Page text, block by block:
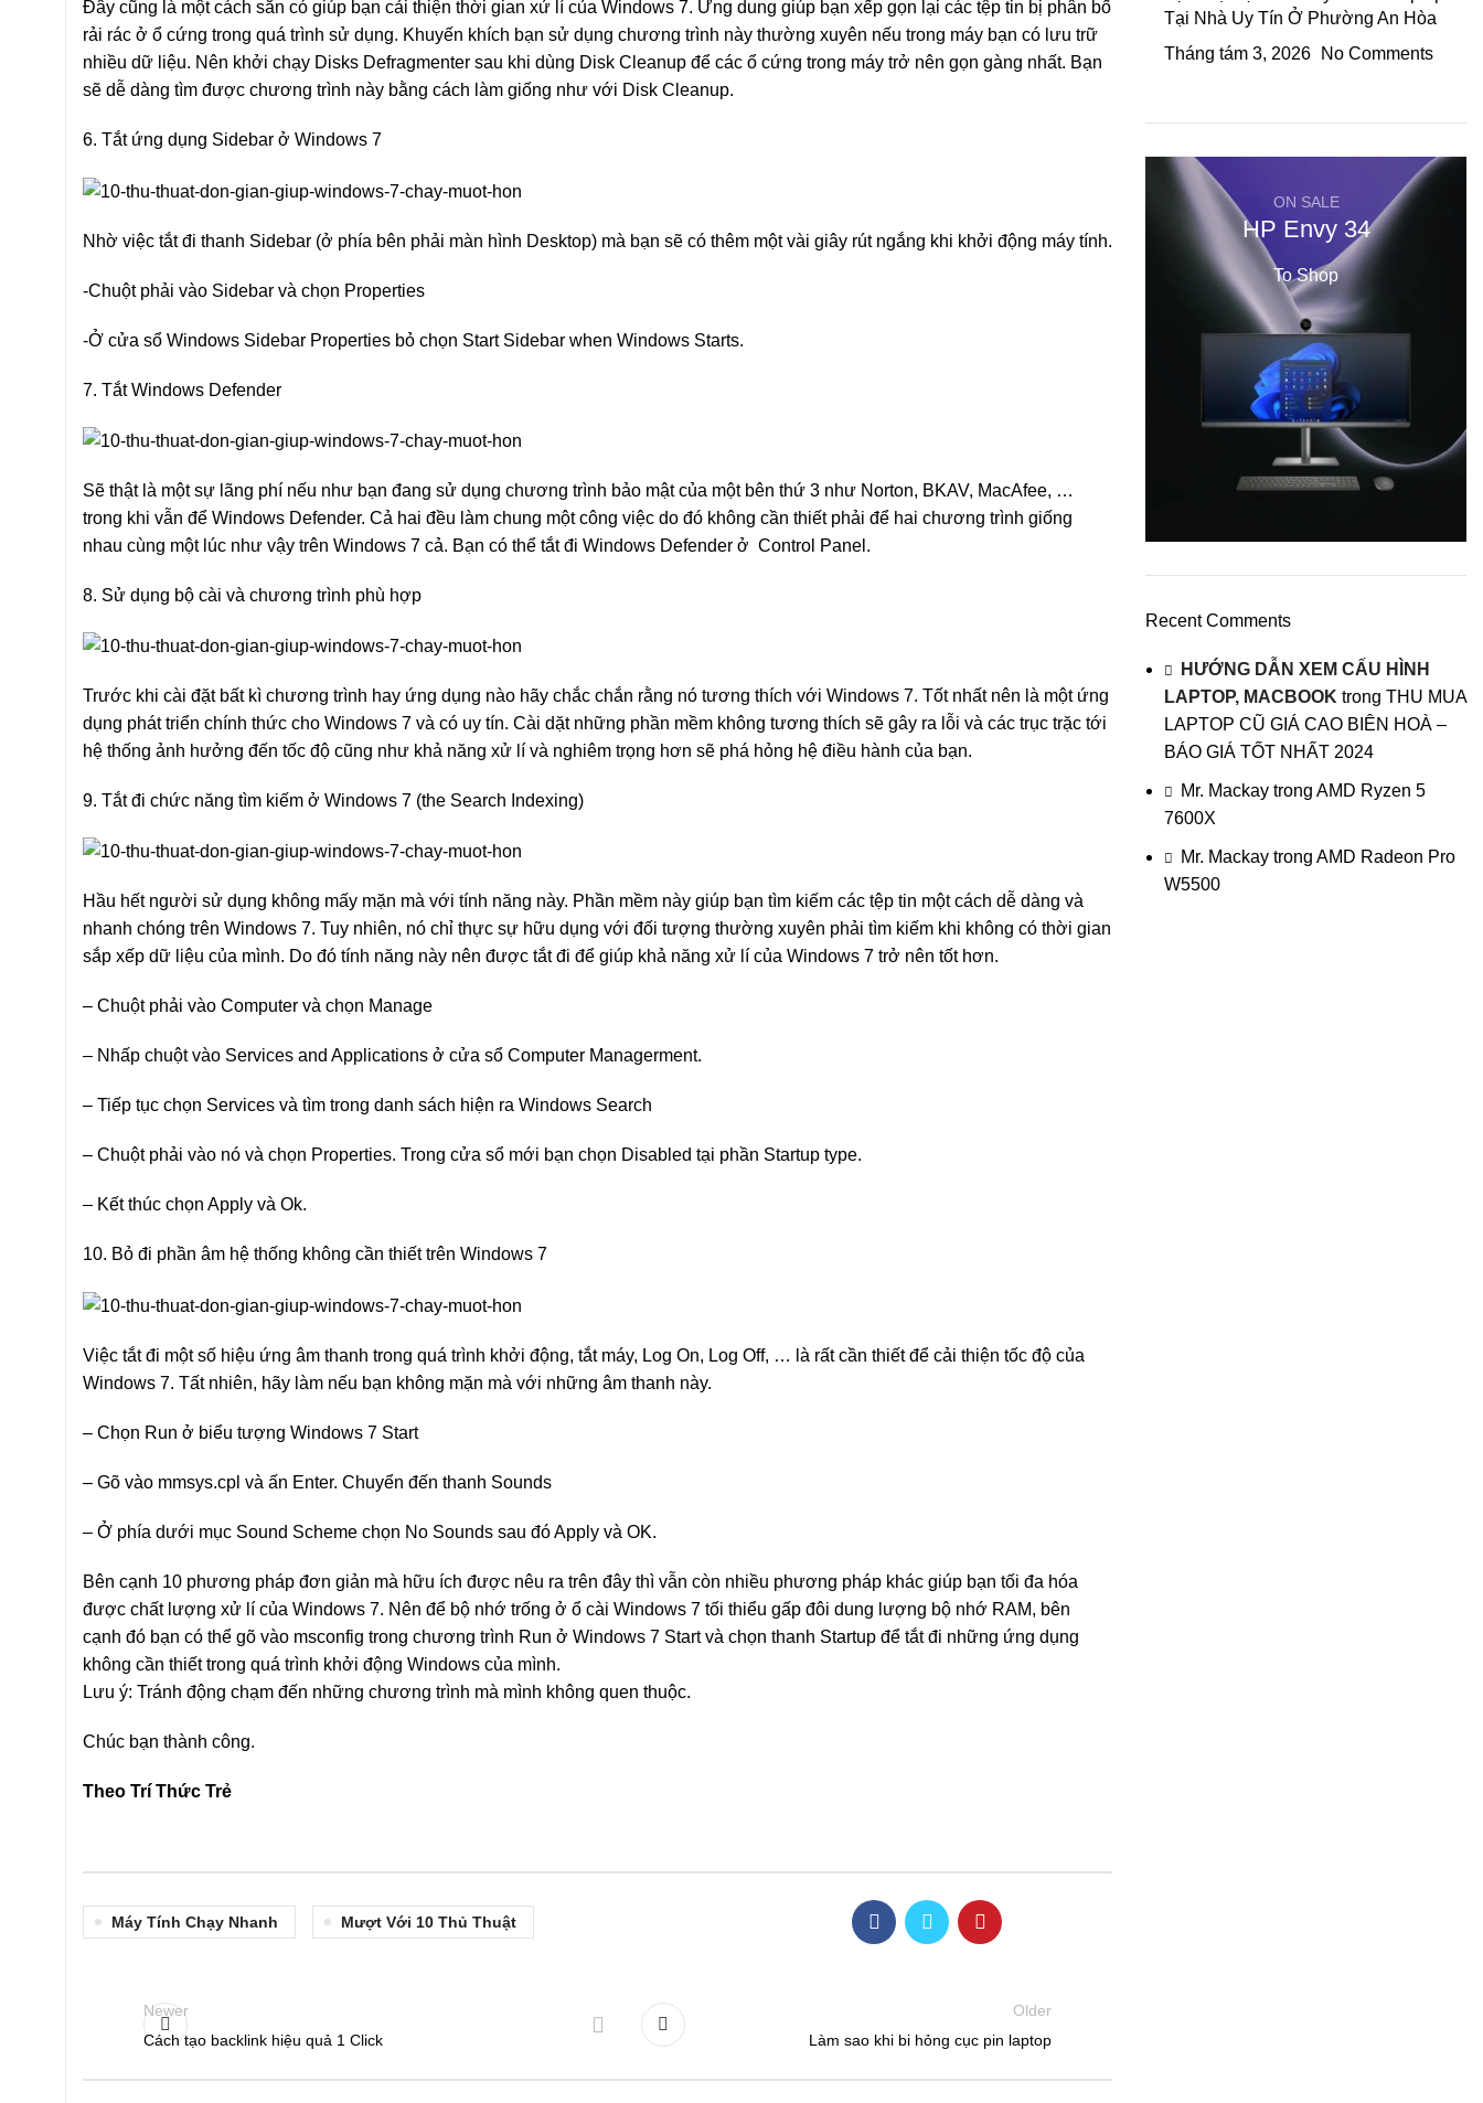
Đây cũng là một cách sẵn có giúp bạn cải thiện thời gian xử lí của Windows 7. Ứng dung giúp bạn xếp gọn lại các tệp tin bị phân bố
rải rác ở ổ cứng trong quá trình sử dụng. Khuyến khích bạn sử dụng chương trình này thường xuyên nếu trong máy bạn có lưu trữ
nhiều dữ liệu. Nên khởi chạy Disks Defragmenter sau khi dùng Disk Cleanup để các ổ cứng trong máy trở nên gọn gàng nhất. Bạn
sẽ dễ dàng tìm được chương trình này bằng cách làm giống như với Disk Cleanup.
6. Tắt ứng dụng Sidebar ở Windows 7
Nhờ việc tắt đi thanh Sidebar (ở phía bên phải màn hình Desktop) mà bạn sẽ có thêm một vài giây rút ngắng khi khởi động máy tính.
-Chuột phải vào Sidebar và chọn Properties
-Ở cửa sổ Windows Sidebar Properties bỏ chọn Start Sidebar when Windows Starts.
7. Tắt Windows Defender
Sẽ thật là một sự lãng phí nếu như bạn đang sử dụng chương trình bảo mật của một bên thứ 3 như Norton, BKAV, MacAfee, …
trong khi vẫn để Windows Defender. Cả hai đều làm chung một công việc do đó không cần thiết phải để hai chương trình giống
nhau cùng một lúc như vậy trên Windows 7 cả. Bạn có thể tắt đi Windows Defender ở Control Panel.
8. Sử dụng bộ cài và chương trình phù hợp
Trước khi cài đặt bất kì chương trình hay ứng dụng nào hãy chắc chắn rằng nó tương thích với Windows 7. Tốt nhất nên là một ứng
dụng phát triển chính thức cho Windows 7 và có uy tín. Cài dặt những phần mềm không tương thích sẽ gây ra lỗi và các trục trặc tới
hệ thống ảnh hưởng đến tốc độ cũng như khả năng xử lí và nghiêm trọng hơn sẽ phá hỏng hệ điều hành của bạn.
9. Tắt đi chức năng tìm kiếm ở Windows 7 (the Search Indexing)
Hầu hết người sử dụng không mấy mặn mà với tính năng này. Phần mềm này giúp bạn tìm kiếm các tệp tin một cách dễ dàng và
nhanh chóng trên Windows 7. Tuy nhiên, nó chỉ thực sự hữu dụng với đối tượng thường xuyên phải tìm kiếm khi không có thời gian
sắp xếp dữ liệu của mình. Do đó tính năng này nên được tắt đi để giúp khả năng xử lí của Windows 7 trở nên tốt hơn.
– Chuột phải vào Computer và chọn Manage
– Nhấp chuột vào Services and Applications ở cửa sổ Computer Managerment.
– Tiếp tục chọn Services và tìm trong danh sách hiện ra Windows Search
– Chuột phải vào nó và chọn Properties. Trong cửa sổ mới bạn chọn Disabled tại phần Startup type.
– Kết thúc chọn Apply và Ok.
10. Bỏ đi phần âm hệ thống không cần thiết trên Windows 7
Việc tắt đi một số hiệu ứng âm thanh trong quá trình khởi động, tắt máy, Log On, Log Off, … là rất cần thiết để cải thiện tốc độ của
Windows 7. Tất nhiên, hãy làm nếu bạn không mặn mà với những âm thanh này.
– Chọn Run ở biểu tượng Windows 7 Start
– Gõ vào mmsys.cpl và ấn Enter. Chuyển đến thanh Sounds
– Ở phía dưới mục Sound Scheme chọn No Sounds sau đó Apply và OK.
Bên cạnh 10 phương pháp đơn giản mà hữu ích được nêu ra trên đây thì vẫn còn nhiều phương pháp khác giúp bạn tối đa hóa
được chất lượng xử lí của Windows 7. Nên để bộ nhớ trống ở ổ cài Windows 7 tối thiểu gấp đôi dung lượng bộ nhớ RAM, bên
cạnh đó bạn có thể gõ vào msconfig trong chương trình Run ở Windows 7 Start và chọn thanh Startup để tắt đi những ứng dụng
không cần thiết trong quá trình khởi động Windows của mình.
Lưu ý: Tránh động chạm đến những chương trình mà mình không quen thuộc.
Chúc bạn thành công.
Theo Trí Thức Trẻ
Máy Tính Chạy Nhanh Mượt Với 10 Thủ Thuật
Newer
Cách tạo backlink hiệu quả 1 Click
Older
Làm sao khi bi hỏng cục pin laptop
Tại Nhà Uy Tín Ở Phường An Hòa
Tháng tám 3, 2026
No Comments
ON SALE
HP Envy 34
To Shop
Recent Comments
HƯỚNG DẪN XEM CẤU HÌNH
LAPTOP, MACBOOK trong THU MUA
LAPTOP CŨ GIÁ CAO BIÊN HOÀ –
BÁO GIÁ TỐT NHẤT 2024
Mr. Mackay trong AMD Ryzen 5
7600X
Mr. Mackay trong AMD Radeon Pro
W5500